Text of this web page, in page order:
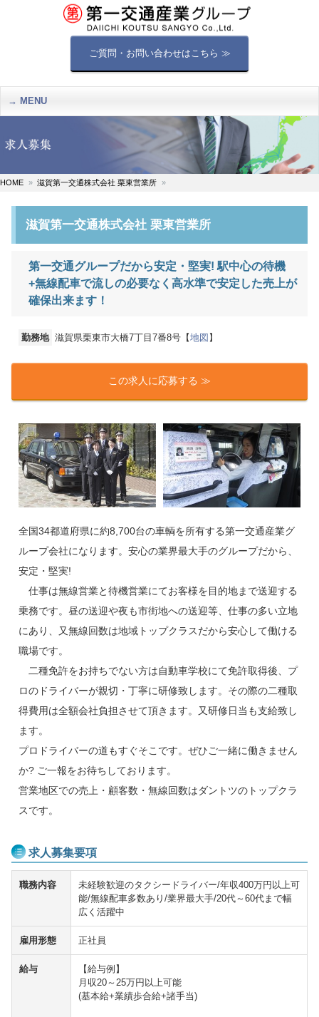
ご質問・お問い合わせはこちら ≫
MENU
HOME 滋賀第一交通株式会社 栗東営業所
滋賀第一交通株式会社 栗東営業所
第一交通グループだから安定・堅実! 駅中心の待機
+無線配車で流しの必要なく高水準で安定した売上が
確保出来ます！
勤務地 滋賀県栗東市大橋7丁目7番8号【地図】
この求人に応募する ≫
全国34都道府県に約8,700台の車輌を所有する第一交通産業グ
ループ会社になります。安心の業界最大手のグループだから、
安定・堅実!
仕事は無線営業と待機営業にてお客様を目的地まで送迎する
乗務です。昼の送迎や夜も市街地への送迎等、仕事の多い立地
にあり、又無線回数は地域トップクラスだから安心して働ける
職場です。
二種免許をお持ちでない方は自動車学校にて免許取得後、プ
ロのドライバーが親切・丁寧に研修致します。その際の二種取
得費用は全額会社負担させて頂きます。又研修日当も支給致し
ます。
プロドライバーの道もすぐそこです。ぜひご一緒に働きません
か? ご一報をお待ちしております。
営業地区での売上・顧客数・無線回数はダントツのトップクラ
スです。
求人募集要項
職務内容
未経験歓迎のタクシードライバー/年収400万円以上可
能/無線配車多数あり/業界最大手/20代～60代まで幅
広く活躍中
雇用形態 正社員
給与
【給与例】
月収20～25万円以上可能
(基本給+業績歩合給+諸手当)